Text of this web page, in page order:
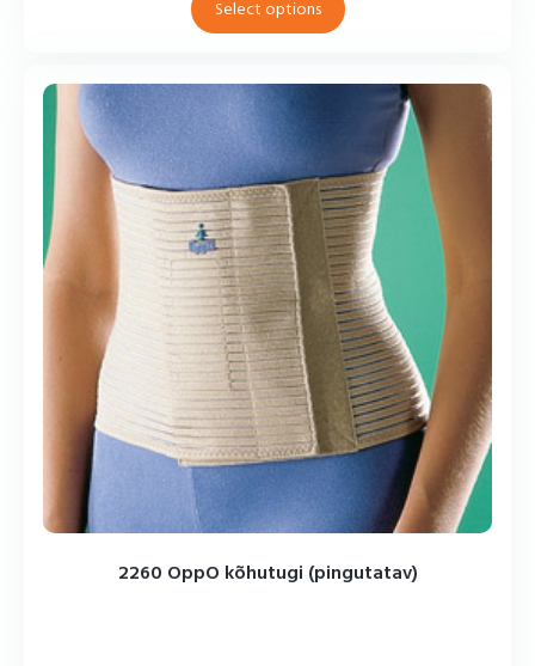
Select options
2260 OppO kõhutugi (pingutatav)